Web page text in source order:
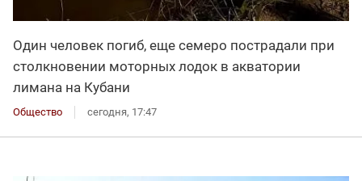
Один человек погиб, еще семеро пострадали при
столкновении моторных лодок в акватории
лимана на Кубани
Общество сегодня, 17:47